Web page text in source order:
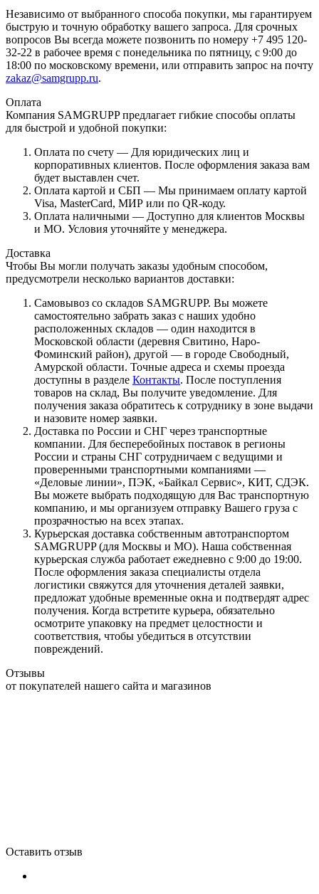
Независимо от выбранного способа покупки, мы гарантируем
быструю и точную обработку вашего запроса. Для срочных
вопросов Вы всегда можете позвонить по номеру +7 495 120-
32-22 в рабочее время с понедельника по пятницу, с 9:00 до
18:00 по московскому времени, или отправить запрос на почту
zakaz@samgrupp.ru.
Оплата
Компания SAMGRUPP предлагает гибкие способы оплаты
для быстрой и удобной покупки:
Оплата по счету — Для юридических лиц и
корпоративных клиентов. После оформления заказа вам
будет выставлен счет.
Оплата картой и СБП — Мы принимаем оплату картой
Visa, MasterCard, МИР или по QR-коду.
Оплата наличными — Доступно для клиентов Москвы
и МО. Условия уточняйте у менеджера.
Доставка
Чтобы Вы могли получать заказы удобным способом,
предусмотрели несколько вариантов доставки:
Самовывоз со складов SAMGRUPP. Вы можете
самостоятельно забрать заказ с наших удобно
расположенных складов — один находится в
Московской области (деревня Свитино, Наро-
Фоминский район), другой — в городе Свободный,
Амурской области. Точные адреса и схемы проезда
доступны в разделе Контакты. После поступления
товаров на склад, Вы получите уведомление. Для
получения заказа обратитесь к сотруднику в зоне выдачи
и назовите номер заявки.
Доставка по России и СНГ через транспортные
компании. Для бесперебойных поставок в регионы
России и страны СНГ сотрудничаем с ведущими и
проверенными транспортными компаниями —
«Деловые линии», ПЭК, «Байкал Сервис», КИТ, СДЭК.
Вы можете выбрать подходящую для Вас транспортную
компанию, и мы организуем отправку Вашего груза с
прозрачностью на всех этапах.
Курьерская доставка собственным автотранспортом
SAMGRUPP (для Москвы и МО). Наша собственная
курьерская служба работает ежедневно с 9:00 до 19:00.
После оформления заказа специалисты отдела
логистики свяжутся для уточнения деталей заявки,
предложат удобные временные окна и подтвердят адрес
получения. Когда встретите курьера, обязательно
осмотрите упаковку на предмет целостности и
соответствия, чтобы убедиться в отсутствии
повреждений.
Отзывы
от покупателей нашего сайта и магазинов
Оставить отзыв